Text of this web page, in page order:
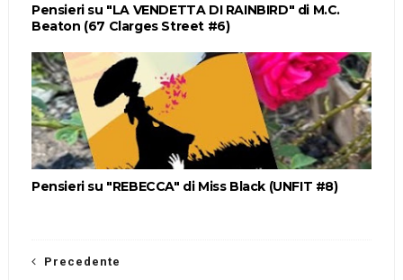
Pensieri su "LA VENDETTA DI RAINBIRD" di M.C.
Beaton (67 Clarges Street #6)
Pensieri su "REBECCA" di Miss Black (UNFIT #8)
Precedente